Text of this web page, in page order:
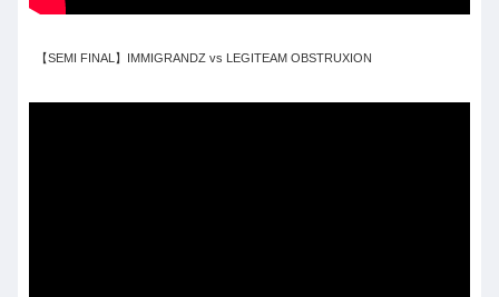
【SEMI FINAL】IMMIGRANDZ vs LEGITEAM OBSTRUXION